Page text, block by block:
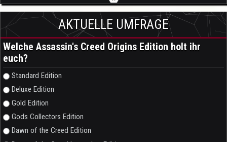
AKTUELLE UMFRAGE
Welche Assassin's Creed Origins Edition holt ihr
euch?
Auswahlmöglichkeiten
Standard Edition
Deluxe Edition
Gold Edition
Gods Collectors Edition
Dawn of the Creed Edition